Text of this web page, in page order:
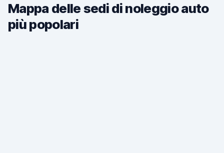
Mappa delle sedi di noleggio auto
più popolari